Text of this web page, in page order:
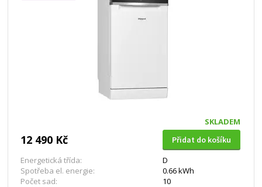
SKLADEM
12 490 Kč
Přidat do košíku
Energetická třída:
D
Spotřeba el. energie:
0.66 kWh
Počet sad:
10